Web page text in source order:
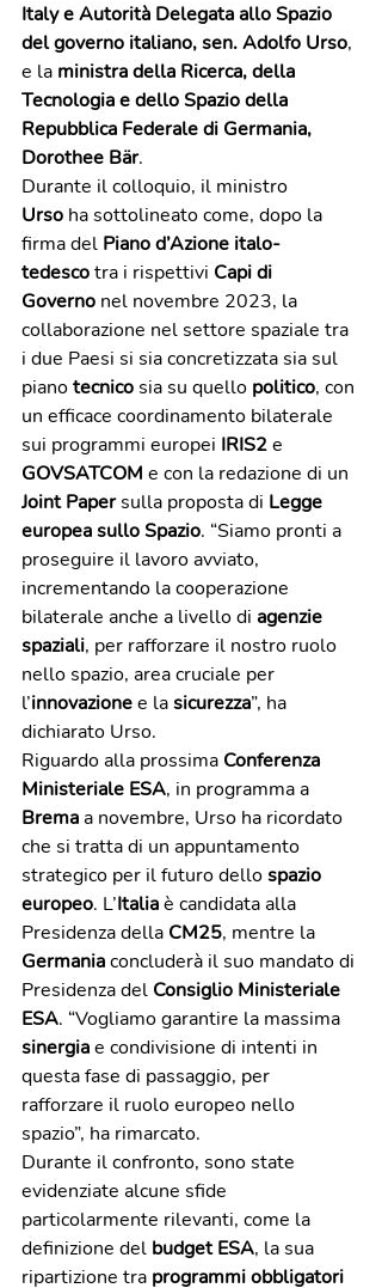
Italy e Autorità Delegata allo Spazio
del governo italiano, sen. Adolfo Urso,
e la ministra della Ricerca, della
Tecnologia e dello Spazio della
Repubblica Federale di Germania,
Dorothee Bär.
Durante il colloquio, il ministro
Urso ha sottolineato come, dopo la
firma del Piano d’Azione italo-
tedesco tra i rispettivi Capi di
Governo nel novembre 2023, la
collaborazione nel settore spaziale tra
i due Paesi si sia concretizzata sia sul
piano tecnico sia su quello politico, con
un efficace coordinamento bilaterale
sui programmi europei IRIS2 e
GOVSATCOM e con la redazione di un
Joint Paper sulla proposta di Legge
europea sullo Spazio. “Siamo pronti a
proseguire il lavoro avviato,
incrementando la cooperazione
bilaterale anche a livello di agenzie
spaziali, per rafforzare il nostro ruolo
nello spazio, area cruciale per
l’innovazione e la sicurezza”, ha
dichiarato Urso.
Riguardo alla prossima Conferenza
Ministeriale ESA, in programma a
Brema a novembre, Urso ha ricordato
che si tratta di un appuntamento
strategico per il futuro dello spazio
europeo. L’Italia è candidata alla
Presidenza della CM25, mentre la
Germania concluderà il suo mandato di
Presidenza del Consiglio Ministeriale
ESA. “Vogliamo garantire la massima
sinergia e condivisione di intenti in
questa fase di passaggio, per
rafforzare il ruolo europeo nello
spazio”, ha rimarcato.
Durante il confronto, sono state
evidenziate alcune sfide
particolarmente rilevanti, come la
definizione del budget ESA, la sua
ripartizione tra programmi obbligatori